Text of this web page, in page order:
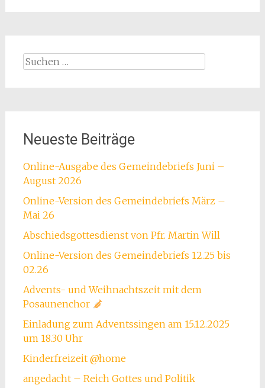
Suchen
Neueste Beiträge
Online-Ausgabe des Gemeindebriefs Juni –
August 2026
Online-Version des Gemeindebriefs März –
Mai 26
Abschiedsgottesdienst von Pfr. Martin Will
Online-Version des Gemeindebriefs 12.25 bis
02.26
Advents- und Weihnachtszeit mit dem
Posaunenchor
Einladung zum Adventssingen am 15.12.2025
um 18.30 Uhr
Kinderfreizeit @home
angedacht – Reich Gottes und Politik